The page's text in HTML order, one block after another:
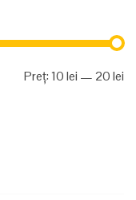
Preț:10 lei — 20 lei